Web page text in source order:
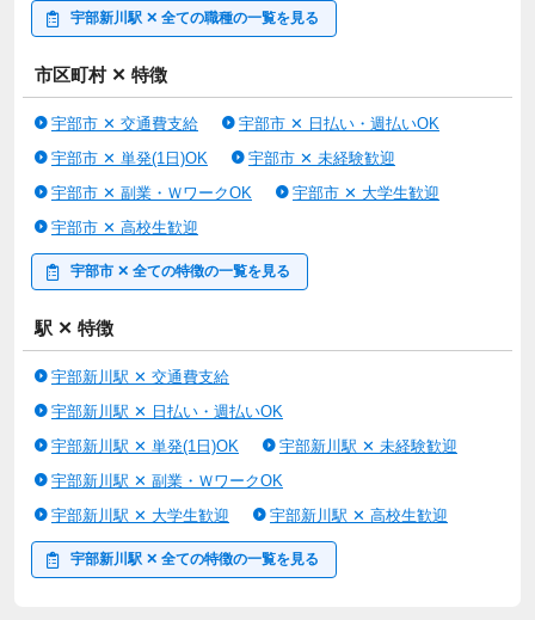
宇部新川駅 ✕ 全ての職種の一覧を見る
市区町村 ✕ 特徴
宇部市 ✕ 交通費支給
宇部市 ✕ 日払い・週払いOK
宇部市 ✕ 単発(1日)OK
宇部市 ✕ 未経験歓迎
宇部市 ✕ 副業・ＷワークOK
宇部市 ✕ 大学生歓迎
宇部市 ✕ 高校生歓迎
宇部市 ✕ 全ての特徴の一覧を見る
駅 ✕ 特徴
宇部新川駅 ✕ 交通費支給
宇部新川駅 ✕ 日払い・週払いOK
宇部新川駅 ✕ 単発(1日)OK
宇部新川駅 ✕ 未経験歓迎
宇部新川駅 ✕ 副業・ＷワークOK
宇部新川駅 ✕ 大学生歓迎
宇部新川駅 ✕ 高校生歓迎
宇部新川駅 ✕ 全ての特徴の一覧を見る